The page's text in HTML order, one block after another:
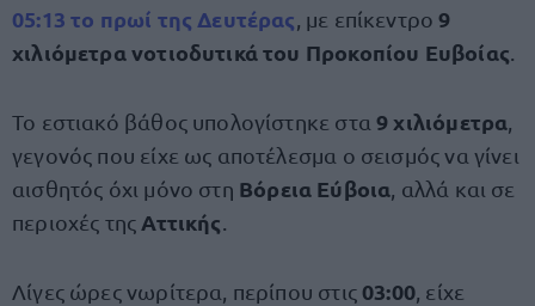
05:13 το πρωί της Δευτέρας , με επίκεντρο9
χιλιόμετρα νοτιοδυτικά του Προκοπίου Ευβοίας
Το εστιακό βάθος υπολογίστηκε στα9 χιλιόμετρα
γεγονός που είχε ως αποτέλεσμα ο σεισμός να γίνει
αισθητός όχι μόνο στη Βόρεια Εύβοια , αλλά και σε
περιοχές της Αττικής
Λίγες ώρες νωρίτερα, περίπου στις 03:00 , είχε